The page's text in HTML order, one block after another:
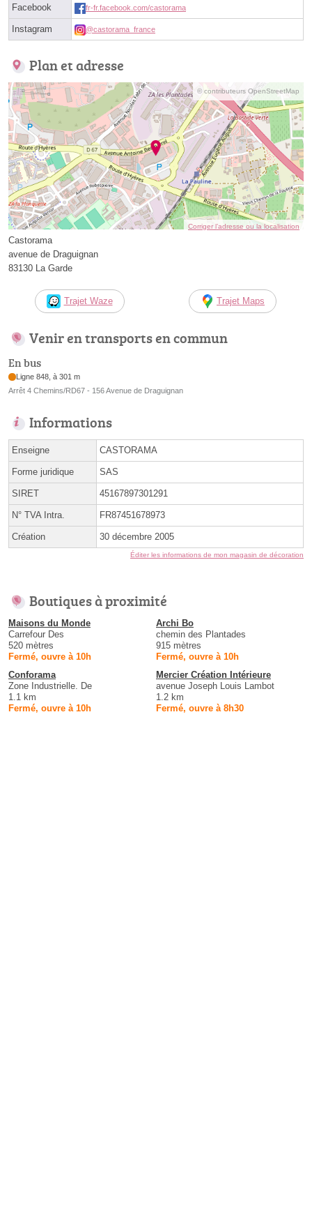
Facebook fr-fr.facebook.com/castorama
Instagram @castorama_france
Plan et adresse
© contributeurs OpenStreetMap
Corriger l’adresse ou la localisation
Castorama
avenue de Draguignan
83130 La Garde
Trajet Waze Trajet Maps
Venir en transports en commun
En bus
Ligne 848, à 301 m
Arrêt 4 Chemins/RD67 - 156 Avenue de Draguignan
Informations
Enseigne CASTORAMA
Forme juridique SAS
SIRET 45167897301291
N° TVA Intra. FR87451678973
Création 30 décembre 2005
Éditer les informations de mon magasin de décoration
Boutiques à proximité
Maisons du Monde
Carrefour Des
520 mètres
Fermé, ouvre à 10h
Archi Bo
chemin des Plantades
915 mètres
Fermé, ouvre à 10h
Conforama
Zone Industrielle. De
1.1 km
Fermé, ouvre à 10h
Mercier Création Intérieure
avenue Joseph Louis Lambot
1.2 km
Fermé, ouvre à 8h30